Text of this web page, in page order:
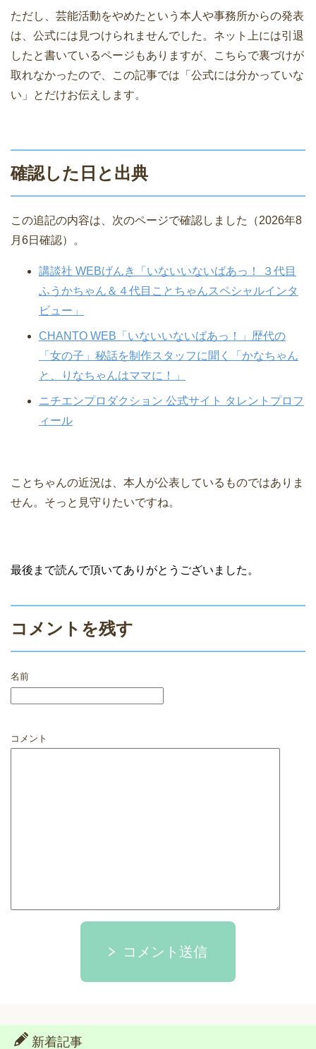
ただし、芸能活動をやめたという本人や事務所からの発表
は、公式には見つけられませんでした。ネット上には引退
したと書いているページもありますが、こちらで裏づけが
取れなかったので、この記事では「公式には分かっていな
い」とだけお伝えします。
確認した日と出典
この追記の内容は、次のページで確認しました（2026年8
月6日確認）。
講談社 WEBげんき「いないいないばあっ！ ３代目
ふうかちゃん＆４代目ことちゃんスペシャルインタ
ビュー」
CHANTO WEB「いないいないばあっ！」歴代の
「女の子」秘話を制作スタッフに聞く「かなちゃん
と、りなちゃんはママに！」
ニチエンプロダクション 公式サイト タレントプロフ
ィール
ことちゃんの近況は、本人が公表しているものではありま
せん。そっと見守りたいですね。
最後まで読んで頂いてありがとうございました。
コメントを残す
名前
コメント
コメント送信
新着記事